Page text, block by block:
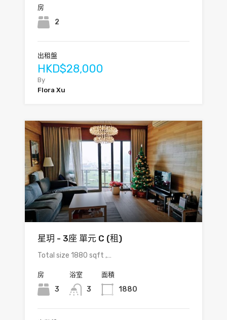
房
2
出租盤
HKD$28,000
By
Flora Xu
星玥 - 3座 單元 C (租)
Total size 1880 sqft ,…
房
3
浴室
3
面積
1880